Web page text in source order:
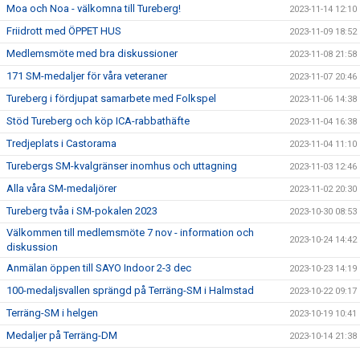
Moa och Noa - välkomna till Tureberg! 2023-11-14 12:10
Friidrott med ÖPPET HUS 2023-11-09 18:52
Medlemsmöte med bra diskussioner 2023-11-08 21:58
171 SM-medaljer för våra veteraner 2023-11-07 20:46
Tureberg i fördjupat samarbete med Folkspel 2023-11-06 14:38
Stöd Tureberg och köp ICA-rabbathäfte 2023-11-04 16:38
Tredjeplats i Castorama 2023-11-04 11:10
Turebergs SM-kvalgränser inomhus och uttagning 2023-11-03 12:46
Alla våra SM-medaljörer 2023-11-02 20:30
Tureberg tvåa i SM-pokalen 2023 2023-10-30 08:53
Välkommen till medlemsmöte 7 nov - information och
diskussion
2023-10-24 14:42
Anmälan öppen till SAYO Indoor 2-3 dec 2023-10-23 14:19
100-medaljsvallen sprängd på Terräng-SM i Halmstad 2023-10-22 09:17
Terräng-SM i helgen 2023-10-19 10:41
Medaljer på Terräng-DM 2023-10-14 21:38